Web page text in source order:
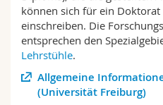
Math.-Nat. und Med. Fak.
Interfakultär
Mitarbeitende
Doktorierende
Webmail
Vorlesungsverzeichnis
MyUnifr
können sich für ein
einschreiben. Die
entsprechen den
Lehrstühle.
Allgemeine
(Universität Freiburg)